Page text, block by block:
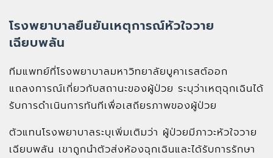
โรงพยาบาลยืนยันเหตุการณ์หัวใจวาย
เฉียบพลัน
ทีมแพทย์ที่โรงพยาบาลมหาวิทยาลัยบูคาเรสต์ออก
แถลงการณ์เกี่ยวกับสถานะของผู้ป่วย ระบุว่าเหตุฉุกเฉินได้
รับการดำเนินการทันทีเพื่อเสถียรภาพของผู้ป่วย
ตัวแทนโรงพยาบาลระบุเพิ่มเติมว่า ผู้ป่วยมีภาวะหัวใจวาย
เฉียบพลัน เขาถูกนำตัวส่งห้องฉุกเฉินและได้รับการรักษา